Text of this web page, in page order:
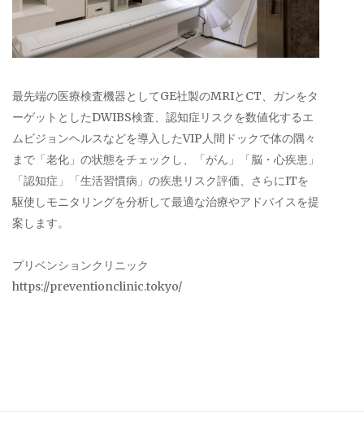
最先端の医療検査機器としてGE社製のMRIとCT、ガンをタ
ーゲットとしたDWIBS検査、認知症リスクを数値化するエ
ムビジョンヘルスなどを導入したVIP人間ドックで体の隅々
まで「老化」の状態をチェックし、「がん」「脳・心疾患」
「認知症」「生活習慣病」の疾患リスク評価、さらにITを
駆使しモニタリングを分析して最適な治療やアドバイスを提
案します。
プリベンションクリニック
https://preventionclinic.tokyo/